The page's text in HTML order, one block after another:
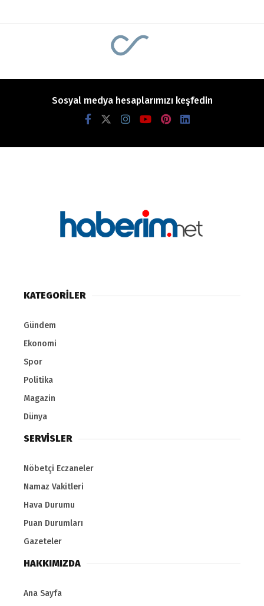
Sosyal medya hesaplarımızı keşfedin
KATEGORİLER
Gündem
Ekonomi
Spor
Politika
Magazin
Dünya
SERVİSLER
Nöbetçi Eczaneler
Namaz Vakitleri
Hava Durumu
Puan Durumları
Gazeteler
HAKKIMIZDA
Ana Sayfa